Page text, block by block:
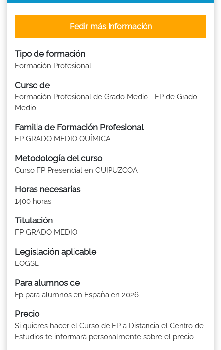
Tipo de formación
Formación Profesional
Curso de
Formación Profesional de Grado Medio - FP de Grado
Medio
Familia de Formación Profesional
FP GRADO MEDIO QUÍMICA
Metodología del curso
Curso FP Presencial en GUIPUZCOA
Horas necesarias
1400 horas
Titulación
FP GRADO MEDIO
Legislación aplicable
LOGSE
Para alumnos de
Fp para alumnos en España en 2026
Precio
Si quieres hacer el Curso de FP a Distancia el Centro de
Estudios te informará personalmente sobre el precio
Pedir más Información